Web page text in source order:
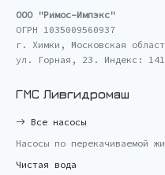
ООО "Римос-Импэкс"
ОГРН 1035009560937
г. Химки, Московская
ул. Горная, 23. Индекс:
ГМС Ливгидромаш
Все насосы
Насосы по перекачиваемой
Чистая вода